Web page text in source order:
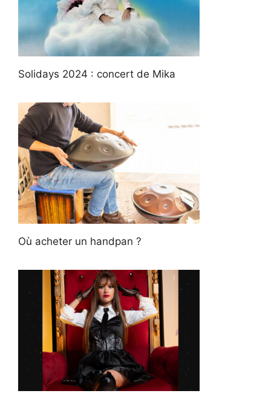
Solidays 2024 : concert de Mika
Où acheter un handpan ?